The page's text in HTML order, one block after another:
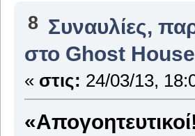
8 Συναυλίες,
στο Ghost
« στις: 24/03/13,